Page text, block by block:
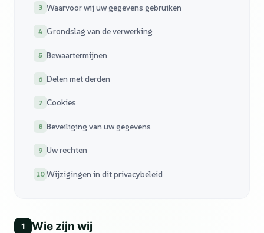
3 Waarvoor wij uw gegevens gebruiken
4 Grondslag van de verwerking
5 Bewaartermijnen
6 Delen met derden
7 Cookies
8 Beveiliging van uw gegevens
9 Uw rechten
10 Wijzigingen in dit privacybeleid
1 Wie zijn wij